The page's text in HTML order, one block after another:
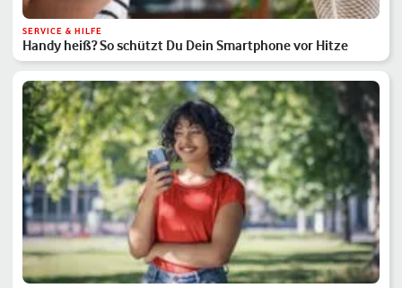
SERVICE & HILFE
Handy heiß? So schützt Du Dein Smartphone vor Hitze